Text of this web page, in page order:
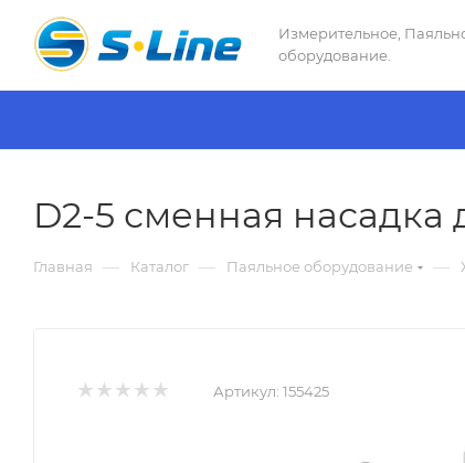
Измерительное,
оборудование.
D2-5 сменная насадка
Главная — Каталог — Паяльное оборудование —
Артикул: 155425